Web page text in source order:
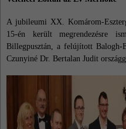
A jubileumi XX. Komárom-
15-én került megrendezésre
Billegpusztán, a felújított Balogh-
Czunyiné Dr. Bertalan Judit